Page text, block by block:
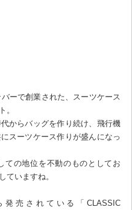
ーで創業された、スーツケース
。
からバッグを作り続け、飛行機
スーツケース作りが盛んになっ
ての地位を不動のものとしてお
ていますね。
売されている「CLASSIC